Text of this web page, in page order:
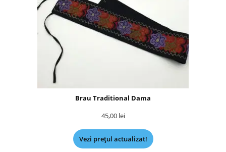
Brau Traditional Dama
45,00 lei
Vezi prețul actualizat!